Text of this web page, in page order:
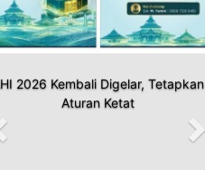
2026 Kembali Digelar, Tetapkan
Aturan Ketat